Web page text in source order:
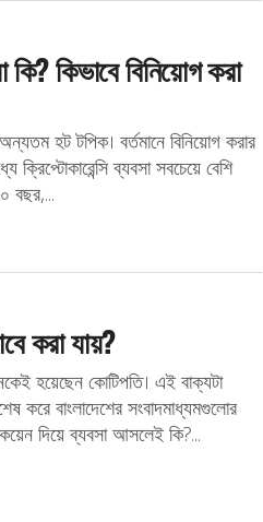
কি? কিভাবে বিনিয়োগ করা
অন্যতম হট টপিক। বর্তমানে বিনিয়োগ করার
ব্যবসা সবচেয়ে বেশি
বছর,...
করা যায়?
হয়েছেন কোটিপতি। এই বাক্যটা
করে বাংলাদেশের সংবাদমাধ্যমগুলোর
দিয়ে ব্যবসা আসলেই কি?...